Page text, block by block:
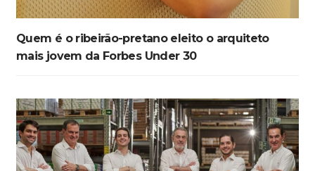
Quem é o ribeirão-pretano eleito o arquiteto
mais jovem da Forbes Under 30